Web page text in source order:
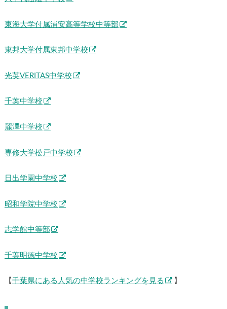
東海大学付属浦安高等学校中等部
東邦大学付属東邦中学校
光英VERITAS中学校
千葉中学校
麗澤中学校
専修大学松戸中学校
日出学園中学校
昭和学院中学校
志学館中等部
千葉明徳中学校
【 千葉県にある人気の中学校ランキングを見る 】